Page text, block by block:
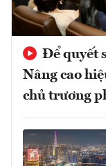
Để quyết
Nâng cao
chủ trương